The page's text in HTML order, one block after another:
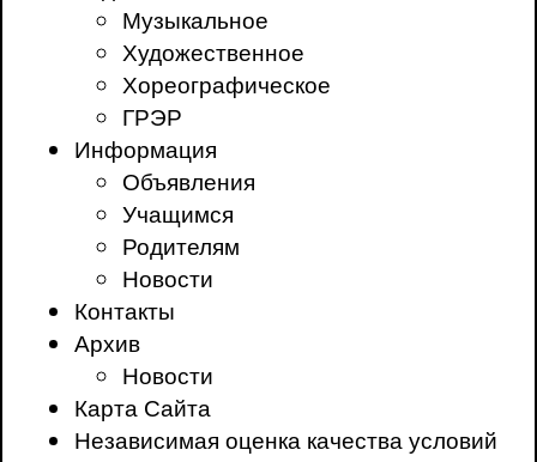
Музыкальное
Художественное
Хореографическое
ГРЭР
Информация
Объявления
Учащимся
Родителям
Новости
Контакты
Архив
Новости
Карта Сайта
Независимая оценка качества условий